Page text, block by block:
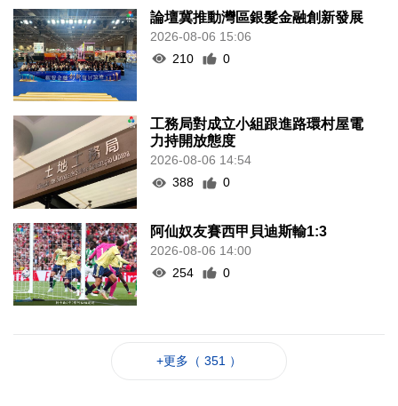
論壇冀推動灣區銀髮金融創新發展
2026-08-06 15:06
210
0
工務局對成立小組跟進路環村屋電
力持開放態度
2026-08-06 14:54
388
0
阿仙奴友賽西甲貝迪斯輸1:3
2026-08-06 14:00
254
0
+更多（ 351 ）